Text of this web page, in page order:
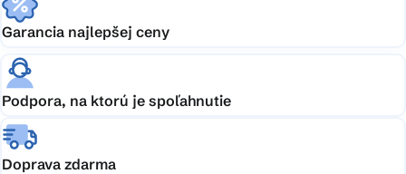
Garancia najlepšej ceny
Podpora, na ktorú je spoľahnutie
Doprava zdarma